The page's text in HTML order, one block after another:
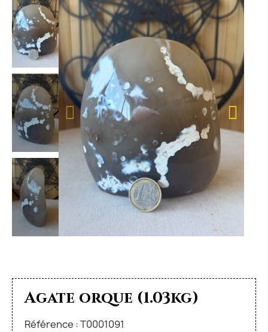
Agate orque (1.03kg)
Référence : T0001091